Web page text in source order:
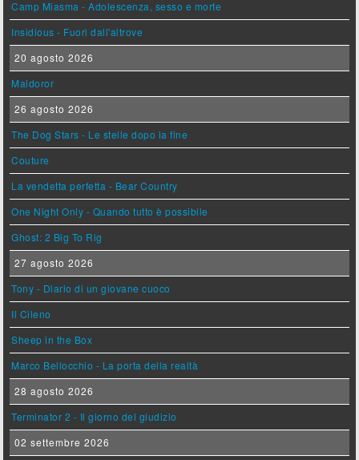
Camp Miasma - Adolescenza, sesso e morte
Insidious - Fuori dall'altrove
20 agosto 2026
Maldoror
26 agosto 2026
The Dog Stars - Le stelle dopo la fine
Couture
La vendetta perfetta - Bear Country
One Night Only - Quando tutto è possibile
Ghost: 2 Big To Rig
27 agosto 2026
Tony - Diario di un giovane cuoco
Il Cileno
Sheep in the Box
Marco Bellocchio - La porta della realtà
28 agosto 2026
Terminator 2 - Il giorno del giudizio
02 settembre 2026